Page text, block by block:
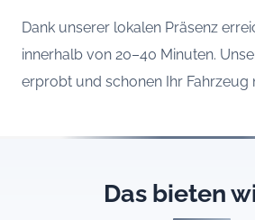
Dank unserer lokalen Präsenz
innerhalb von 20–40 Minuten.
erprobt und schonen Ihr Fahrzeug
Das bieten